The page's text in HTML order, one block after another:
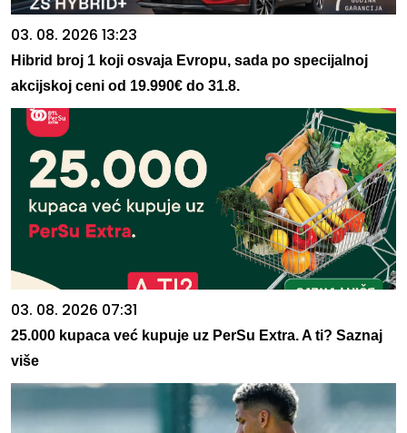
03. 08. 2026 13:23
Hibrid broj 1 koji osvaja Evropu, sada po specijalnoj
akcijskoj ceni od 19.990€ do 31.8.
03. 08. 2026 07:31
25.000 kupaca već kupuje uz PerSu Extra. A ti? Saznaj
više